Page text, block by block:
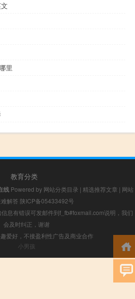
里
教育分类
线 Powered by 网站分类目录 | 精选推荐文章 | 网站
解答 陕ICP备05433492号
息有错误可发邮件到f_fb#foxmail.com说明，我们
会及时纠正，谢谢
爱好，不接盈利性广告及商业合作
小男孩